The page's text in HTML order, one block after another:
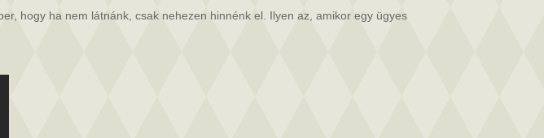
hogy ha nem látnánk, csak nehezen hinnénk el. Ilyen az, amikor egy ügyes